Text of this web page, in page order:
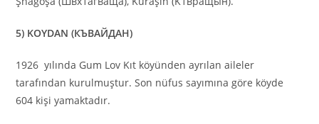
5) KOYDAN (КЪВАЙДАН)
1926 yılında Gum Lov Kıt köyünden ayrılan aileler
tarafından kurulmuştur. Son nüfus sayımına göre köyde
604 kişi yamaktadır.